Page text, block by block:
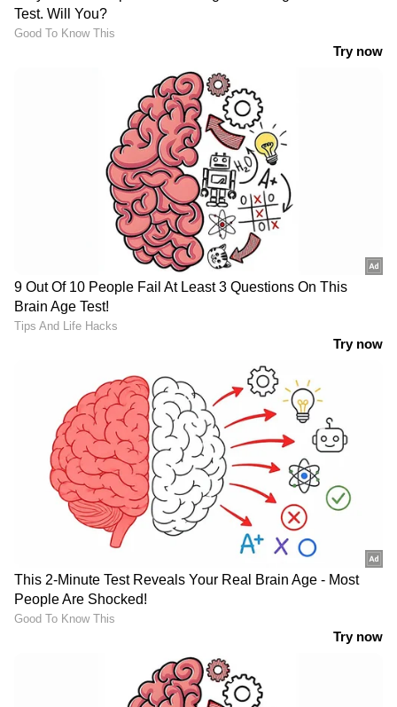
യു.എ.ഇയിൽ ഉള്ള ഒരു സ്ത്രീയാണ്
വളർച്ച അടുത്ത ഘട്ടത്തിലേക്ക്
ഉയർത്തണമെങ്കിൽ ഈ പ്ലാറ്റ്ഫോം
പ്രയോജനപ്പെടുത്താം. ആത്മവിശ്വാസവും
ആശയങ്ങൾക്ക് കൂടുതൽ വ്യക്തതയും
അടിയുറപ്പുള്ള ഒരു കൂട്ടായ്മയും ഭീമ സൂപ്പർ
വുമൺ ടോസ്റ്റ്മാസ്റ്റേഴ്സ് ക്ലബ് നൽകും.
ഇപ്പോൾ തന്നെ രജിസ്റ്റർ ചെയ്യാൻ വാട്ട്സാപ്പ്
ചെയ്യൂ - 055 492 1609